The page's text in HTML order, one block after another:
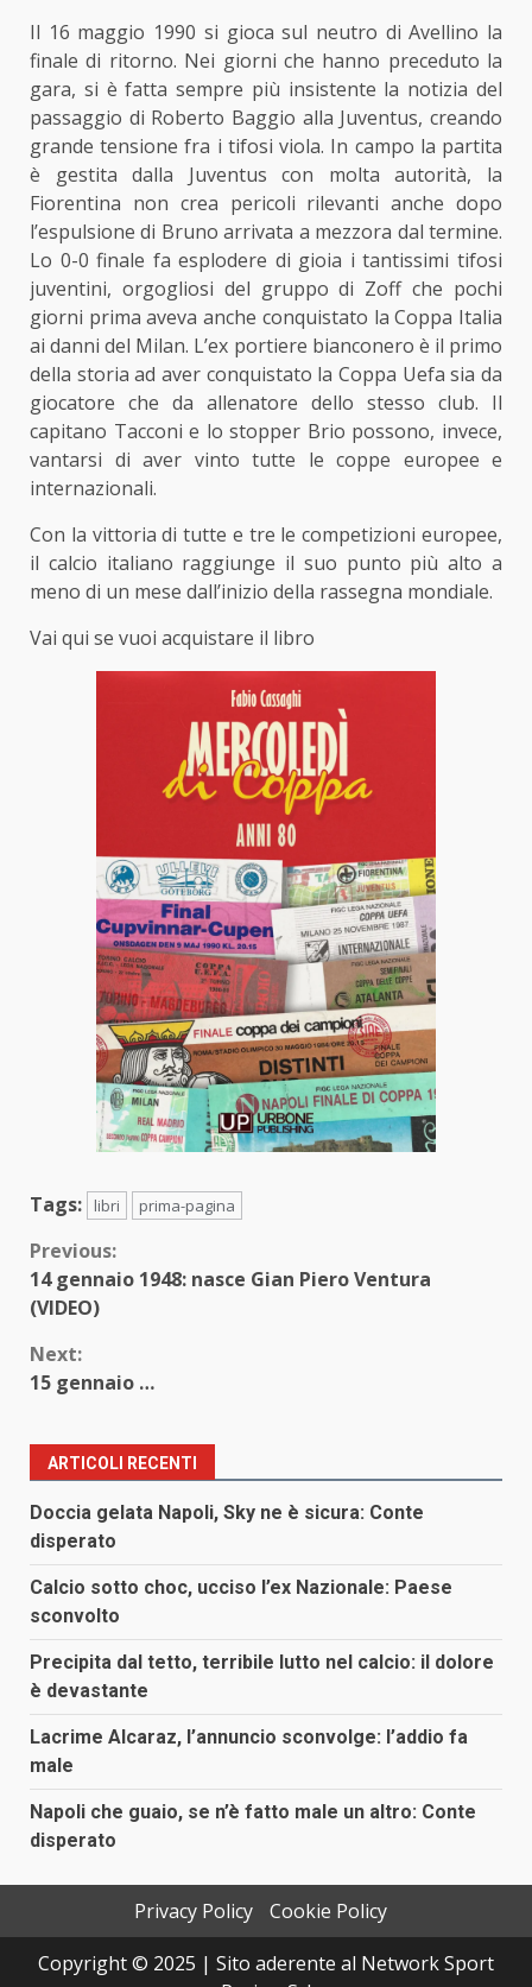
Il 16 maggio 1990 si gioca sul neutro di Avellino la
finale di ritorno. Nei giorni che hanno preceduto la
gara, si è fatta sempre più insistente la notizia del
passaggio di Roberto Baggio alla Juventus, creando
grande tensione fra i tifosi viola. In campo la partita
è gestita dalla Juventus con molta autorità, la
Fiorentina non crea pericoli rilevanti anche dopo
l’espulsione di Bruno arrivata a mezzora dal termine.
Lo 0-0 finale fa esplodere di gioia i tantissimi tifosi
juventini, orgogliosi del gruppo di Zoff che pochi
giorni prima aveva anche conquistato la Coppa Italia
ai danni del Milan. L’ex portiere bianconero è il primo
della storia ad aver conquistato la Coppa Uefa sia da
giocatore che da allenatore dello stesso club. Il
capitano Tacconi e lo stopper Brio possono, invece,
vantarsi di aver vinto tutte le coppe europee e
internazionali.
Con la vittoria di tutte e tre le competizioni europee,
il calcio italiano raggiunge il suo punto più alto a
meno di un mese dall’inizio della rassegna mondiale.
Vai qui se vuoi acquistare il libro
Tags: libri prima-pagina
Continue
Reading
Previous:
14 gennaio 1948: nasce Gian Piero Ventura
(VIDEO)
Next:
15 gennaio …
ARTICOLI RECENTI
Doccia gelata Napoli, Sky ne è sicura: Conte
disperato
Calcio sotto choc, ucciso l’ex Nazionale: Paese
sconvolto
Precipita dal tetto, terribile lutto nel calcio: il dolore
è devastante
Lacrime Alcaraz, l’annuncio sconvolge: l’addio fa
male
Napoli che guaio, se n’è fatto male un altro: Conte
disperato
Privacy Policy
Cookie Policy
Copyright © 2025 | Sito aderente al Network Sport